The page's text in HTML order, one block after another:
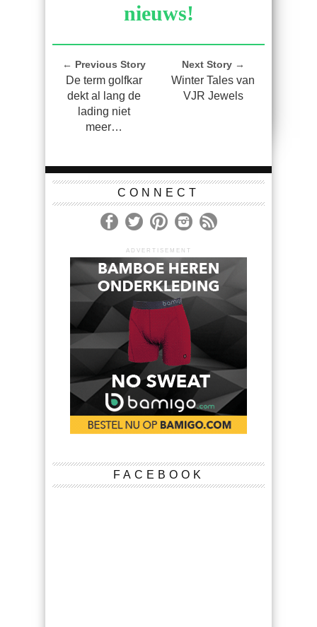
nieuws!
← Previous Story
De term golfkar
dekt al lang de
lading niet
meer…
Next Story →
Winter Tales van
VJR Jewels
CONNECT
ADVERTISEMENT
FACEBOOK